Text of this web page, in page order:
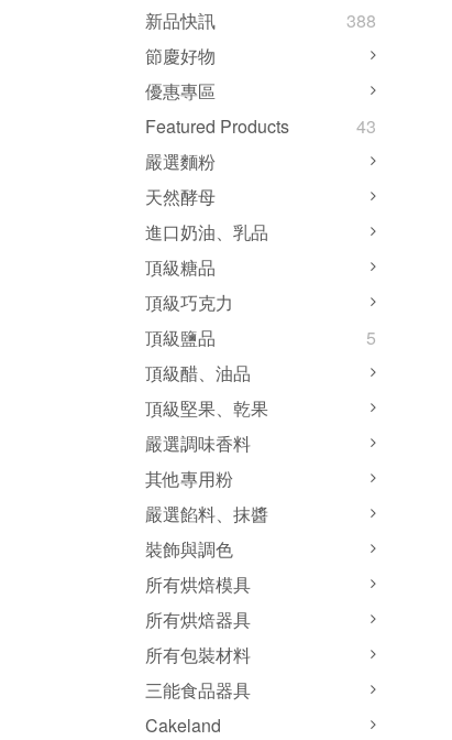
新品快訊
388
節慶好物
優惠專區
Featured Products
43
嚴選麵粉
天然酵母
進口奶油、乳品
頂級糖品
頂級巧克力
頂級鹽品
5
頂級醋、油品
頂級堅果、乾果
嚴選調味香料
其他專用粉
嚴選餡料、抹醬
裝飾與調色
所有烘焙模具
所有烘焙器具
所有包裝材料
三能食品器具
Cakeland